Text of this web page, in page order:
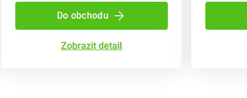
Do obchodu
Zobrazit detail